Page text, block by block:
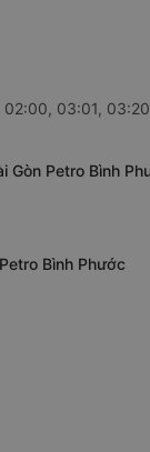
02:00, 03:01,
Gòn Petro Bình
Bình Phước